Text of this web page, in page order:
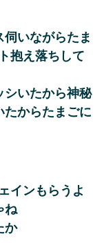
いながらたま
抱え落ちして
シいたから神秘
たからたまごに
インもらうよ
ね
か